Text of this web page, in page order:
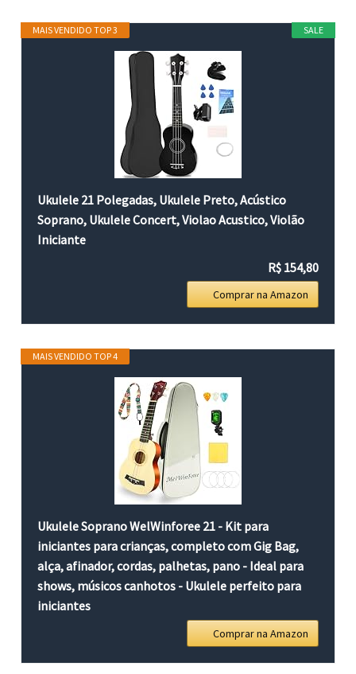
SALE
MAIS VENDIDO TOP 3
Ukulele 21 Polegadas, Ukulele Preto, Acústico
Soprano, Ukulele Concert, Violao Acustico, Violão
Iniciante
R$ 154,80
Comprar na Amazon
MAIS VENDIDO TOP 4
Ukulele Soprano WelWinforee 21 - Kit para
iniciantes para crianças, completo com Gig Bag,
alça, afinador, cordas, palhetas, pano - Ideal para
shows, músicos canhotos - Ukulele perfeito para
iniciantes
Comprar na Amazon